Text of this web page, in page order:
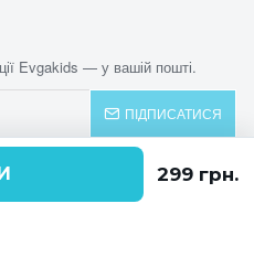
Evgakids — у вашій пошті.
ПІДПИСАТИСЯ